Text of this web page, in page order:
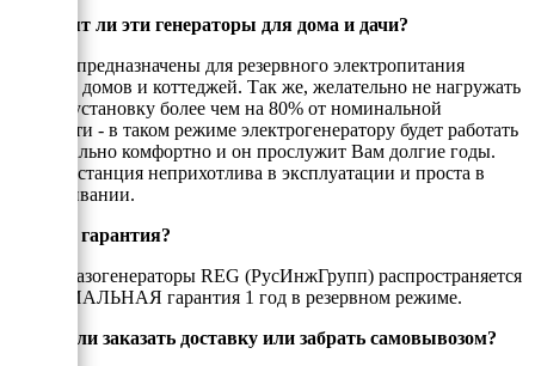
Подходят ли эти генераторы для дома и дачи?
Да, они предназначены для резервного электропитания
частных домов и коттеджей. Так же, желательно не нагружать
электроустановку более чем на 80% от номинальной
мощности - в таком режиме электрогенератору будет работать
максимально комфортно и он прослужит Вам долгие годы.
Электростанция неприхотлива в эксплуатации и проста в
обслуживании.
Есть ли гарантия?
На все газогенераторы REG (РусИнжГрупп) распространяется
ОФИЦИАЛЬНАЯ гарантия 1 год в резервном режиме.
Можно ли заказать доставку или забрать самовывозом?